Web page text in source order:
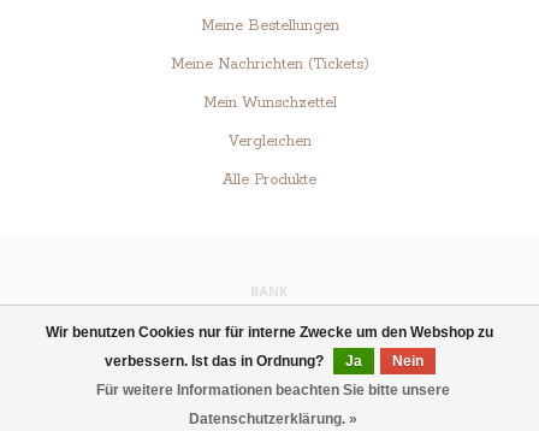
Wir benutzen Cookies nur für interne Zwecke um den Webshop zu
verbessern. Ist das in Ordnung?
Ja
Nein
Für weitere Informationen beachten Sie bitte unsere
Datenschutzerklärung. »
Meine Bestellungen
Meine Nachrichten (Tickets)
Mein Wunschzettel
Vergleichen
Alle Produkte
© Copyright 2026 Schokoküsse.de - Powered byLightspeed- Theme by
Dyvelopment